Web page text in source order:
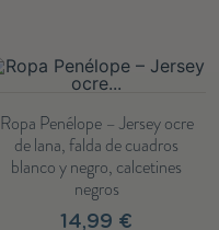
Ropa Penélope – Jersey ocre
de lana, falda de cuadros
blanco y negro, calcetines
negros
14,99 €